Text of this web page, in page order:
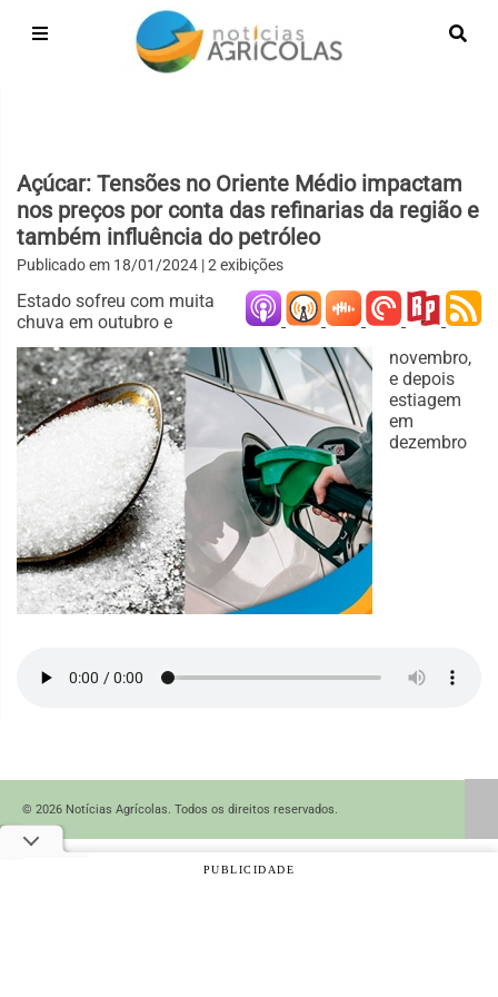
Açúcar: Tensões no Oriente Médio impactam
nos preços por conta das refinarias da região e
também influência do petróleo
Publicado em 18/01/2024 | 2 exibições
Estado sofreu com muita
chuva em outubro e
novembro,
e depois
estiagem
em
dezembro
© 2026 Notícias Agrícolas. Todos os direitos reservados.
PUBLICIDADE